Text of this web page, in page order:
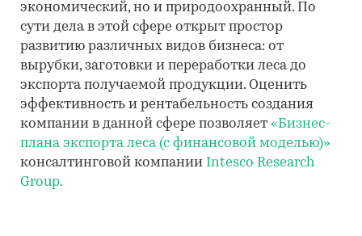
экономический, но и природоохранный. По
сути дела в этой сфере открыт простор
развитию различных видов бизнеса: от
вырубки, заготовки и переработки леса до
экспорта получаемой продукции. Оценить
эффективность и рентабельность создания
компании в данной сфере позволяет «Бизнес-
плана экспорта леса (с финансовой моделью)»
консалтинговой компании Intesco Research
Group.